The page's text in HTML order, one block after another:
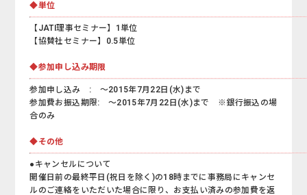
◆単位
【JATI理事セミナー】1単位
【協賛社セミナー】0.5単位
◆参加申し込み期限
参加申し込み : ～2015年7月22日(水)まで
参加費お振込期限: ～2015年7月22日(水)まで ※銀行振込の場
合のみ
◆その他
●キャンセルについて
開催日前の最終平日(祝日を除く)の18時までに事務局にキャンセ
ルのご連絡をいただいた場合に限り、お支払い済みの参加費を返